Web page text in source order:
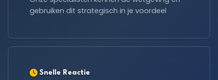
gebruiken dit strategisch in je voordeel
Snelle Reactie